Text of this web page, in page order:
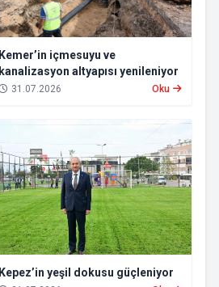
Kemer’in içmesuyu ve
kanalizasyon altyapısı yenileniyor
31.07.2026 Oku
Kepez’in yeşil dokusu güçleniyor